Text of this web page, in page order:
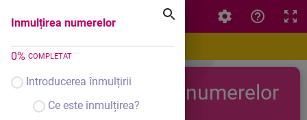
Inmulțirea numerelor
0% COMPLETAT
Introducerea înmulțirii
Ce este înmulțirea?
Inmulțirea numerelor
Inmulțirea numerelor